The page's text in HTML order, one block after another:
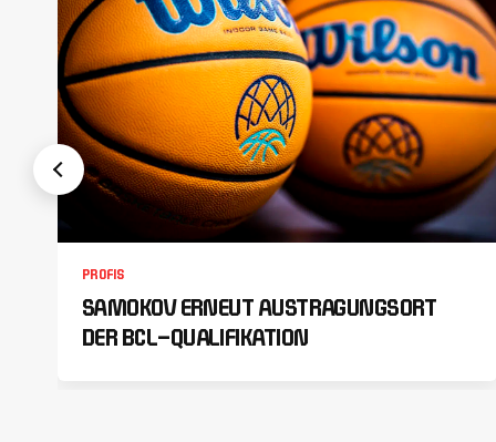
PROFIS
SAMOKOV ERNEUT AUSTRAGUNGSORT
DER BCL-QUALIFIKATION